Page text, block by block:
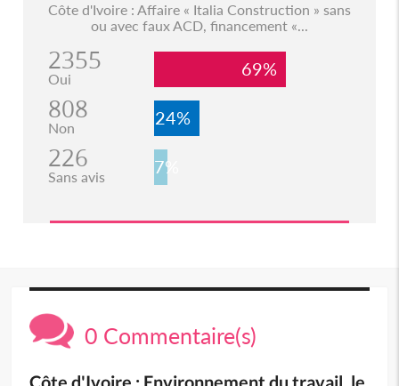
Côte d'Ivoire : Affaire « Italia Construction » sans
ou avec faux ACD, financement «...
2355
Oui 69%
808
Non 24%
226
Sans avis 7%
0 Commentaire(s)